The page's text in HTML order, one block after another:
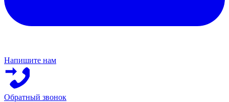
Напишите нам
Обратный звонок